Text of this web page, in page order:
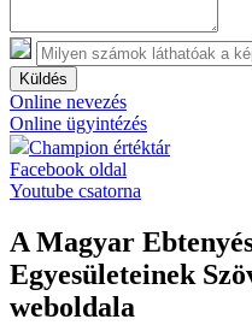
Küldés
Online nevezés
Online ügyintézés
Champion értéktár
Facebook oldal
Youtube csatorna
A Magyar
Egyesületeinek
weboldala